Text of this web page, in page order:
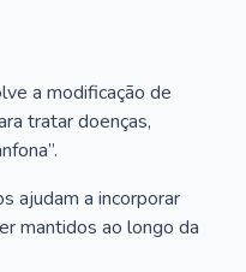
a modificação de
tratar doenças,
ajudam a incorporar
mantidos ao longo da